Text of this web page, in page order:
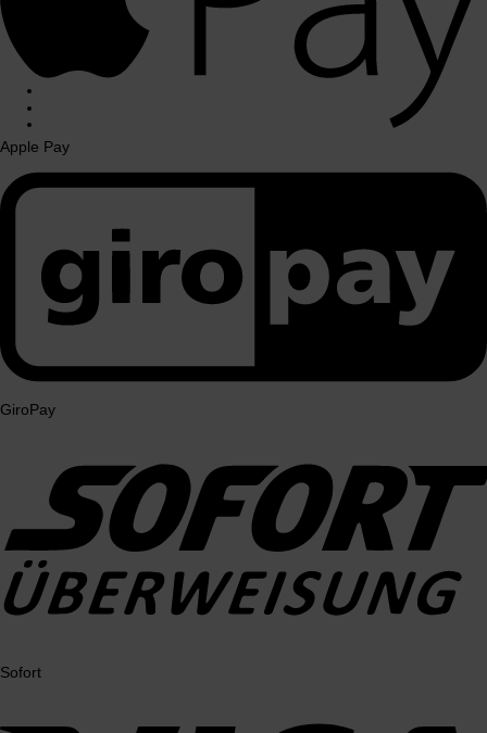
Apple Pay
GiroPay
Sofort